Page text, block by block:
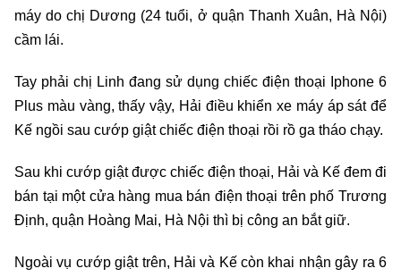
máy do chị Dương (24 tuổi, ở quận Thanh Xuân, Hà Nội)
cầm lái.
Tay phải chị Linh đang sử dụng chiếc điện thoại Iphone 6
Plus màu vàng, thấy vậy, Hải điều khiển xe máy áp sát để
Kế ngồi sau cướp giật chiếc điện thoại rồi rồ ga tháo chạy.
Sau khi cướp giật được chiếc điện thoại, Hải và Kế đem đi
bán tại một cửa hàng mua bán điện thoại trên phố Trương
Định, quận Hoàng Mai, Hà Nội thì bị công an bắt giữ.
Ngoài vụ cướp giật trên, Hải và Kế còn khai nhận gây ra 6